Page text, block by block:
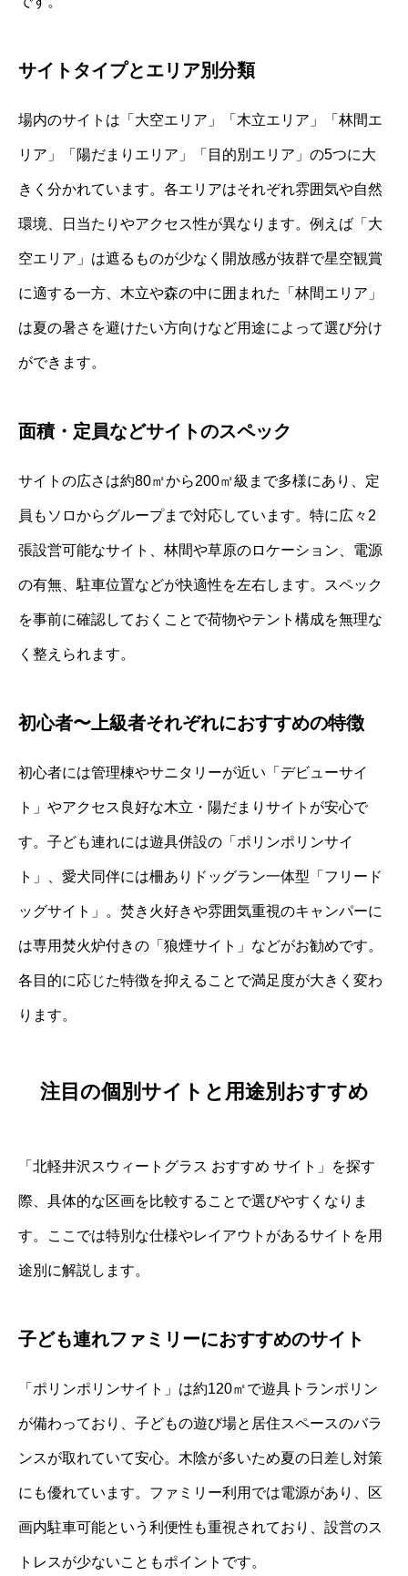
サイトタイプとエリア別分類
場内のサイトは「大空エリア」「木立エリア」「林間エ
リア」「陽だまりエリア」「目的別エリア」の5つに大
きく分かれています。各エリアはそれぞれ雰囲気や自然
環境、日当たりやアクセス性が異なります。例えば「大
空エリア」は遮るものが少なく開放感が抜群で星空観賞
に適する一方、木立や森の中に囲まれた「林間エリア」
は夏の暑さを避けたい方向けなど用途によって選び分け
ができます。
面積・定員などサイトのスペック
サイトの広さは約80㎡から200㎡級まで多様にあり、定
員もソロからグループまで対応しています。特に広々2
張設営可能なサイト、林間や草原のロケーション、電源
の有無、駐車位置などが快適性を左右します。スペック
を事前に確認しておくことで荷物やテント構成を無理な
く整えられます。
初心者〜上級者それぞれにおすすめの特徴
初心者には管理棟やサニタリーが近い「デビューサイ
ト」やアクセス良好な木立・陽だまりサイトが安心で
す。子ども連れには遊具併設の「ポリンポリンサイ
ト」、愛犬同伴には柵ありドッグラン一体型「フリード
ッグサイト」。焚き火好きや雰囲気重視のキャンパーに
は専用焚火炉付きの「狼煙サイト」などがお勧めです。
各目的に応じた特徴を抑えることで満足度が大きく変わ
ります。
注目の個別サイトと用途別おすすめ
「北軽井沢スウィートグラス おすすめ サイト」を探す
際、具体的な区画を比較することで選びやすくなりま
す。ここでは特別な仕様やレイアウトがあるサイトを用
途別に解説します。
子ども連れファミリーにおすすめのサイト
「ポリンポリンサイト」は約120㎡で遊具トランポリン
が備わっており、子どもの遊び場と居住スペースのバラ
ンスが取れていて安心。木陰が多いため夏の日差し対策
にも優れています。ファミリー利用では電源があり、区
画内駐車可能という利便性も重視されており、設営のス
トレスが少ないこともポイントです。